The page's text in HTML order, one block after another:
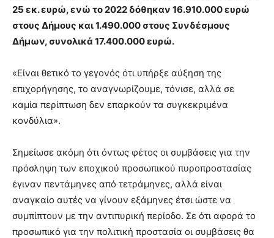
25 εκ. ευρώ, ενώ το 2022 δόθηκαν 16.910.000 ευρώ
στους Δήμους και 1.490.000 στους Συνδέσμους
Δήμων, συνολικά 17.400.000 ευρώ.
«Είναι θετικό το γεγονός ότι υπήρξε αύξηση της
επιχορήγησης, το αναγνωρίζουμε, τόνισε, αλλά σε
καμία περίπτωση δεν επαρκούν τα συγκεκριμένα
κονδύλια».
Σημείωσε ακόμη ότι όντως φέτος οι συμβάσεις για την
πρόσληψη των εποχικού προσωπικού πυροπροστασίας
έγιναν πεντάμηνες από τετράμηνες, αλλά είναι
αναγκαίο αυτές να γίνουν εξάμηνες έτσι ώστε να
συμπίπτουν με την αντιπυρική περίοδο. Σε ότι αφορά το
προσωπικό για την πολιτική προστασία οι συμβάσεις θα